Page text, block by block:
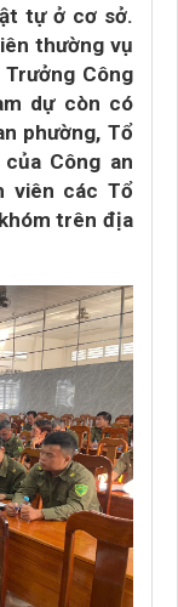
tự ở cơ sở.
thường vụ
Công
dự còn có
phường, Tổ
Công an
viên các Tổ
trên địa